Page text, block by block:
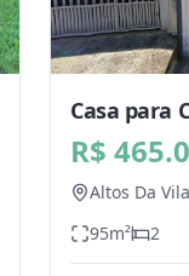
Casa para
Sao Jose
R$
Altos Da
95m² 2